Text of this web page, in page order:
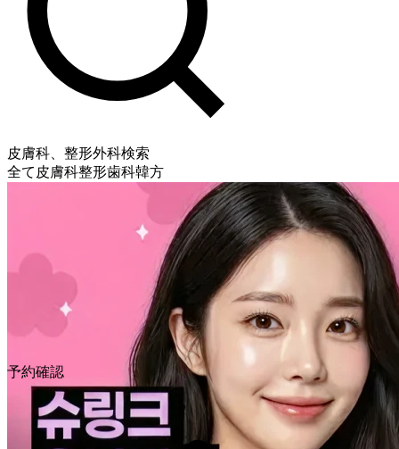
皮膚科、整形外科検索
全て 皮膚科整形歯科韓方
予約確認